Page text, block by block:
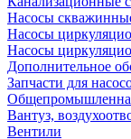
Насосы
Насосы
Насосы
Дополнительное
Запчасти для
Вантуз,
Вентили